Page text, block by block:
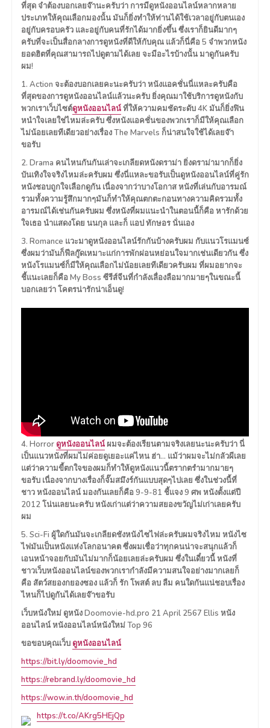
ที่สุด จำต้องบอกเลยจ๊านะครับว่า การมีดูหนังออนไลน์หลากหลาย
ประเภทให้คุณเลือกมองนั้น มันก็ยิ่งทำให้ท่านได้ใช้เวลาอยู่กับตนเอง
อยู่กับครอบครัว และอยู่กับคนที่รักได้มากยิ่งขึ้น ซึ่งเราก็ยินดีมากๆ
ครับที่จะเป็นสื่อกลางการดูหนังที่ดีให้กับคุณ แล้วก็นี่คือ 5 จำพวกหนัง
ยอดฮิตที่คุณสามารถไปดูตามได้เลย จะมีอะไรบ้างนั้น มาดูกันครับ
ผม!
1. Action จะต้องบอกเลยคะนะครับว่า หนังแอคชั่นนี่แหละครับคือ
ที่สุดของการดูหนังออนไลน์แล้วนะครับ ยิ่งคุณมาใช้บริการดูหนังกับ
พวกเราเว็บไซต์ดูหนังออนไลน์ที่ให้ความคมชัดระดับ 4K มันก็ยิ่งฟิน
หนำใจเลยใช่ไหมล่ะครับ ซึ่งหนังแอคชั่นของพวกเราก็มีให้คุณเลือก
ไม่น้อยเลยทีเดียวอย่างเรื่อง The Marvels ก็น่าสนใจใช้ได้เลยจ๊า
ขอรับ
2. Drama คนไหนกันกันเล่าจะเกลียดหนังดราม่า ยิ่งดราม่ามากก็ยิ่ง
บันเทิงใจจริงไหมล่ะครับผม ซึ่งนี่แหละขอรับเป็นดูหนังออนไลน์ที่คู่รัก
หนังชอบถูกใจเลือกดูกัน เนื่องจากว่าบางโอกาส หนังที่เล่นกับอารมณ์
รวมทั้งความรู้สึกมากๆมันก็ทำให้คุณตกตะกอนทางความคิดรวมทั้ง
อารมณ์ได้เช่นกันครับผม ซึ่งหนังที่ผมแนะนำในตอนนี้ก็คือ หารักด้วย
ใจเธอ นำแสดงโดย นนกุล และก็ แอป ทักษอร นั่นเอง
3. Romance แวะมาดูหนังออนไลน์รักกันบ้างครับผม กับแนวโรแมนซ์
ซึ่งผมว่ามันก็ฟีลกู๊ดเหมาะแก่การพักผ่อนหย่อนใจมากเช่นเดียวกัน ซึ่ง
หนังโรแมนซ์ก็มีให้คุณเลือกไม่น้อยเลยทีเดียวครับผม ที่ผมอยากจะ
ชี้แนะเลยก็คือ My Boss ซีรีส์จีนที่กำลังเลื่องลือมากมายๆในขณะนี้
บอกเลยว่า โคตรน่ารักน่าเอ็นดู!
4. Horror ดูหนังออนไลน์ ผมจะต้องเรียนตามจริงเลยนะนะครับว่า นี่
เป็นแนวหนังที่ผมไม่ค่อยดูเยอะแค่ไหน ฮ่า… แม้ว่าผมจะไม่กลัวผีเลย
แต่ว่าความขี้ตกใจของผมก็ทำให้ดูหนังแนวนี้ตรากตรำมากมายๆ
ขอรับ เนื่องจากบางเรื่องก็จั๊มสมึงร์กันแบบสุดๆไปเลย ซึ่งในช่วงนี้ที่
ชาว หนังออนไลน์ มองกันเลยก็คือ 9-9-81 ชี้แจง 9 ศพ หนังตั้งแต่ปี
2012 โน่นเลยนะครับ หนังเก่าแต่ว่าความสยองขวัญไม่เก่าเลยครับ
ผม
5. Sci-Fi ผู้ใดกันมันจะเกลียดชังหนังไซไฟล่ะครับผมจริงไหม หนังไซ
ไฟมันเป็นหนังแห่งโลกอนาคต ซึ่งผมเชื่อว่าทุกคนน่าจะสนุกแล้วก็
เอนหน้าจอยกับมันไม่มากก็น้อยเลยล่ะครับผม ซึ่งในเดี๋ยวนี้ หนังที่
ชาวเว็บหนังออนไลน์ของพวกเรากำลังมีความสนใจอย่างมากเลยก็
คือ สัตว์สยองกยองซอง แล้วก็ รัก โพสต์ ลบ ลืม คนใดกันแน่ชอบเรื่อง
ไหนก็ไปดูกันได้เลยจ๊าขอรับ
เว็บหนังใหม่ ดูหนัง Doomovie-hd.pro 21 April 2567 Ellis หนัง
ออนไลน์ หนังออนไลน์หนังใหม่ Top 96
ขอขอบคุณเว็บ ดูหนังออนไลน์
https://bit.ly/doomovie_hd
https://rebrand.ly/doomovie_hd
https://wow.in.th/doomovie_hd
https://t.co/AKrg5HEjQp